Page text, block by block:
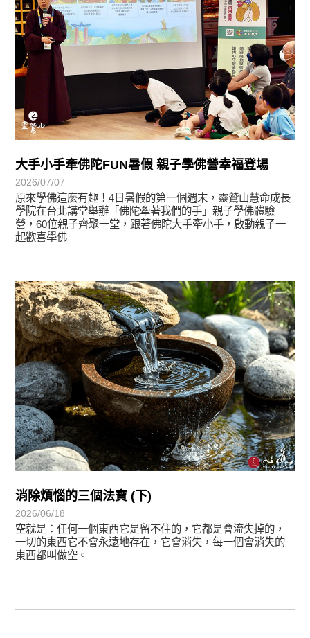
大手小手牽佛陀FUN暑假 親子學佛營幸福登場
2026/07/07
原來學佛這麼有趣！4日暑假的第一個週末，靈鷲山慧命成長
學院在台北講堂舉辦「佛陀牽著我們的手」親子學佛體驗
營，60位親子齊聚一堂，跟著佛陀大手牽小手，啟動親子一
起歡喜學佛
消除煩惱的三個法寶 (下)
2026/06/18
空就是：任何一個東西它是留不住的，它都是會流失掉的，
一切的東西它不會永遠地存在，它會消失，每一個會消失的
東西都叫做空。
學習分享